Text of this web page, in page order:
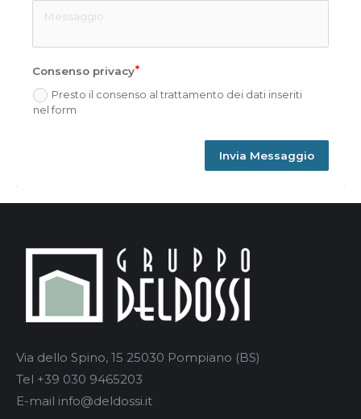
Consenso privacy
Presto il consenso al trattamento dei dati inseriti
nel form
Invia Messaggio
Via dello Spino, 15 25030 Pompiano (BS)
Tel +39 030 9465203
E-mail info@deldossi.it